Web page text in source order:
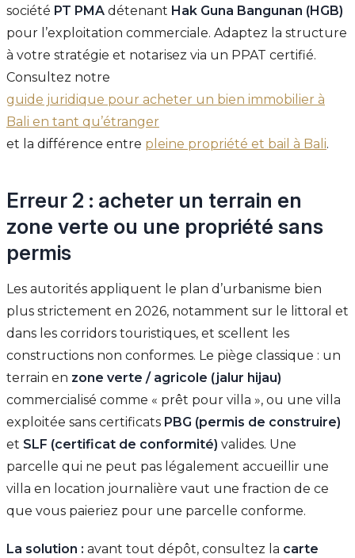
société PT PMA détenant Hak Guna Bangunan (HGB)
pour l’exploitation commerciale. Adaptez la structure
à votre stratégie et notarisez via un PPAT certifié.
Consultez notre
guide juridique pour acheter un bien immobilier à
Bali en tant qu’étranger
et la différence entre pleine propriété et bail à Bali.
Erreur 2 : acheter un terrain en
zone verte ou une propriété sans
permis
Les autorités appliquent le plan d’urbanisme bien
plus strictement en 2026, notamment sur le littoral et
dans les corridors touristiques, et scellent les
constructions non conformes. Le piège classique : un
terrain en zone verte / agricole (jalur hijau)
commercialisé comme « prêt pour villa », ou une villa
exploitée sans certificats PBG (permis de construire)
et SLF (certificat de conformité) valides. Une
parcelle qui ne peut pas légalement accueillir une
villa en location journalière vaut une fraction de ce
que vous paieriez pour une parcelle conforme.
La solution : avant tout dépôt, consultez la carte